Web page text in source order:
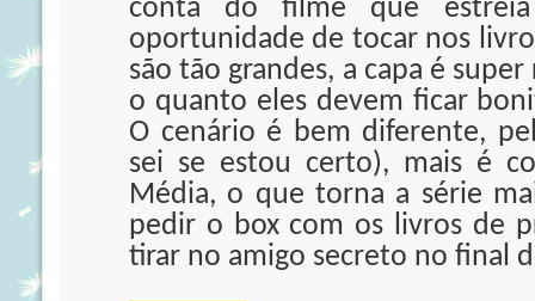
conta do filme que
oportunidade de tocar nos
são tão grandes, a capa é
o quanto eles devem ficar
O cenário é bem diferente,
sei se estou certo), mais é
Média, o que torna a série
pedir o box com os livros de
tirar no amigo secreto no final